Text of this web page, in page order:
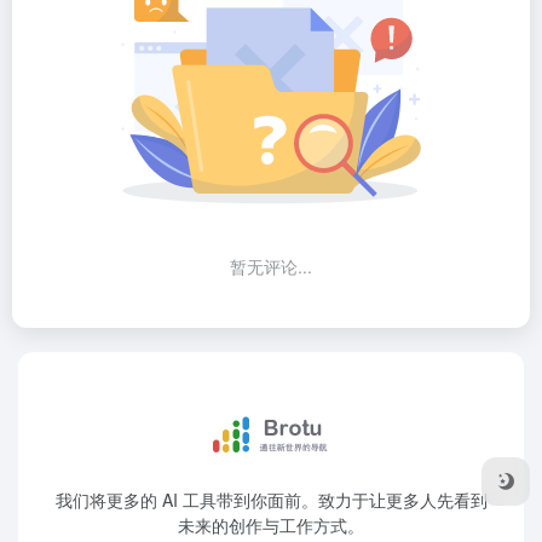
暂无评论...
我们将更多的 AI 工具带到你面前。致力于让更多人先看到
未来的创作与工作方式。